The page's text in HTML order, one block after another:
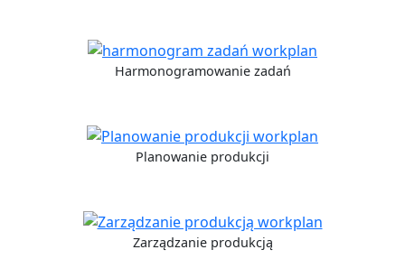
Harmonogramowanie zadań
Planowanie produkcji
Zarządzanie produkcją